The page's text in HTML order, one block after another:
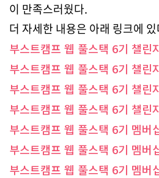
이 만족스러웠다.
더 자세한 내용은 아래 링크에
부스트캠프 웹 풀스택 6기 챌린
부스트캠프 웹 풀스택 6기 챌린
부스트캠프 웹 풀스택 6기 챌린
부스트캠프 웹 풀스택 6기 챌린
부스트캠프 웹 풀스택 6기 멤버
부스트캠프 웹 풀스택 6기 멤버
부스트캠프 웹 풀스택 6기 멤버